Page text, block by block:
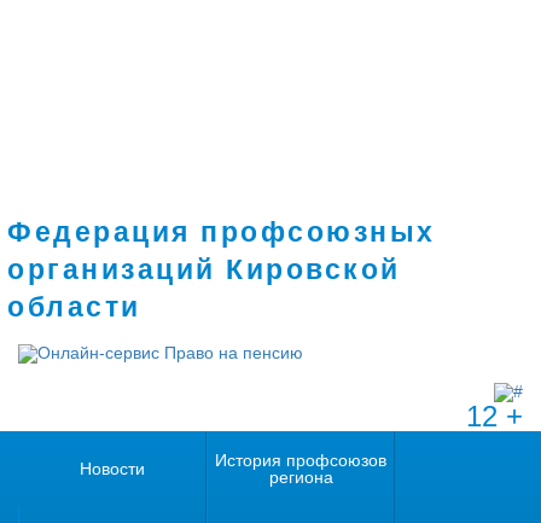
Федерация профсоюзных
организаций Кировской
области
12 +
Новости
История профсоюзов
региона